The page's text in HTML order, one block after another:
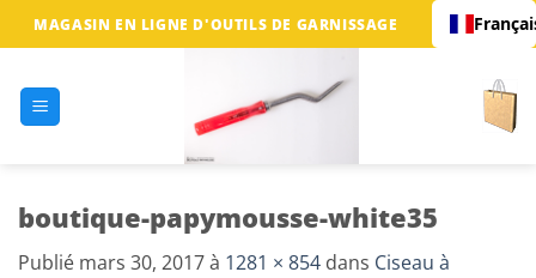
Passer
au
MAGASIN EN LIGNE D'OUTILS DE GARNISSAGE
boutique-papymousse-white35
Publié mars 30, 2017à 1281 × 854 dans Ciseau à